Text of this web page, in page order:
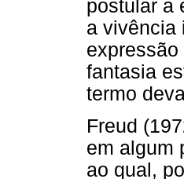
postular a
a vivência
fantasia
termo
Freud
em algum
ao qual,